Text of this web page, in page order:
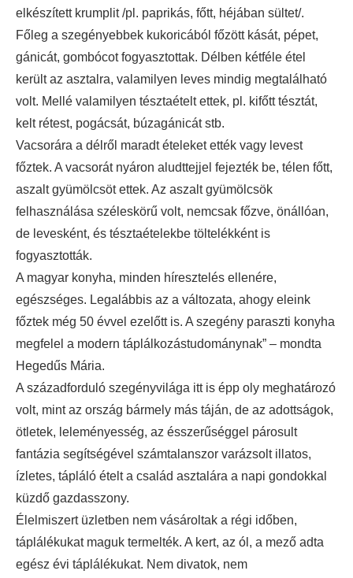
elkészített krumplit /pl. paprikás, főtt, héjában sültet/.
Főleg a szegényebbek kukoricából főzött kását, pépet,
gánicát, gombócot fogyasztottak. Délben kétféle étel
került az asztalra, valamilyen leves mindig megtalálható
volt. Mellé valamilyen tésztaételt ettek, pl. kifőtt tésztát,
kelt rétest, pogácsát, búzagánicát stb.
Vacsorára a délről maradt ételeket ették vagy levest
főztek. A vacsorát nyáron aludttejjel fejezték be, télen főtt,
aszalt gyümölcsöt ettek. Az aszalt gyümölcsök
felhasználása széleskörű volt, nemcsak főzve, önállóan,
de levesként, és tésztaételekbe töltelékként is
fogyasztották.
A magyar konyha, minden híresztelés ellenére,
egészséges. Legalábbis az a változata, ahogy eleink
főztek még 50 évvel ezelőtt is. A szegény paraszti konyha
megfelel a modern táplálkozástudománynak” – mondta
Hegedűs Mária.
A századforduló szegényvilága itt is épp oly meghatározó
volt, mint az ország bármely más táján, de az adottságok,
ötletek, leleményesség, az ésszerűséggel párosult
fantázia segítségével számtalanszor varázsolt illatos,
ízletes, tápláló ételt a család asztalára a napi gondokkal
küzdő gazdasszony.
Élelmiszert üzletben nem vásároltak a régi időben,
táplálékukat maguk termelték. A kert, az ól, a mező adta
egész évi táplálékukat. Nem divatok, nem